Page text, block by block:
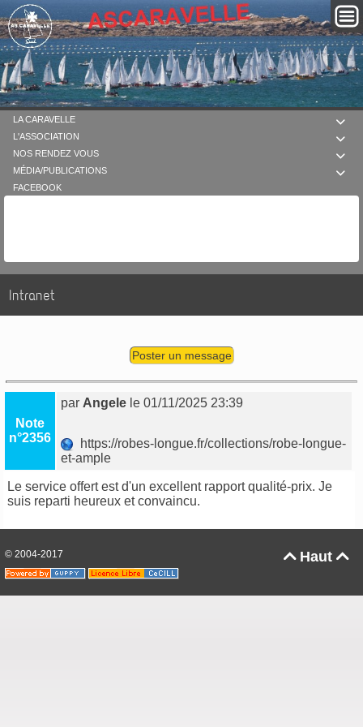

LA CARAVELLE

L'ASSOCIATION

NOS RENDEZ VOUS

MÉDIA/PUBLICATIONS
FACEBOOK
Intranet
Poster un message
Note
n°2356
par Angele le 01/11/2025 23:39
https://robes-longue.fr/collections/robe-longue-
et-ample
Le service offert est d'un excellent rapport qualité-prix. Je
suis reparti heureux et convaincu.
Haut 
© 2004-2017